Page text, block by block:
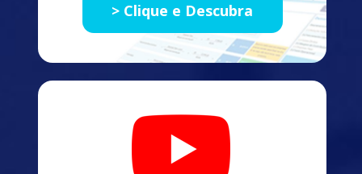
> Clique e Descubra